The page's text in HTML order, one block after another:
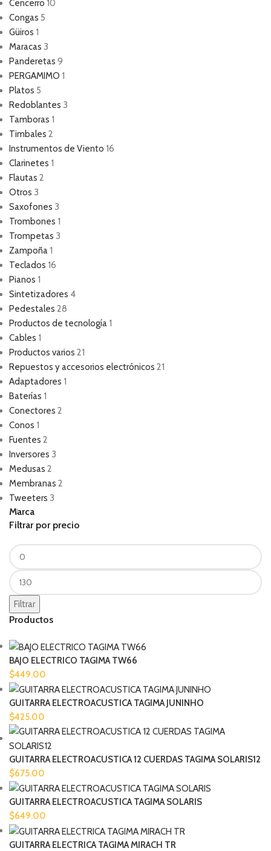
Cencerro 10
Congas 5
Güiros 1
Maracas 3
Panderetas 9
PERGAMIMO 1
Platos 5
Redoblantes 3
Tamboras 1
Timbales 2
Instrumentos de Viento 16
Clarinetes 1
Flautas 2
Otros 3
Saxofones 3
Trombones 1
Trompetas 3
Zampoña 1
Teclados 16
Pianos 1
Sintetizadores 4
Pedestales 28
Productos de tecnología 1
Cables 1
Productos varios 21
Repuestos y accesorios electrónicos 21
Adaptadores 1
Baterías 1
Conectores 2
Conos 1
Fuentes 2
Inversores 3
Medusas 2
Membranas 2
Tweeters 3
Marca
Filtrar por precio
Filtrar
Productos
BAJO ELECTRICO TAGIMA TW66
$449.00
GUITARRA ELECTROACUSTICA TAGIMA JUNINHO
$425.00
GUITARRA ELECTROACUSTICA 12 CUERDAS TAGIMA SOLARIS12
$675.00
GUITARRA ELECTROACUSTICA TAGIMA SOLARIS
$649.00
GUITARRA ELECTRICA TAGIMA MIRACH TR